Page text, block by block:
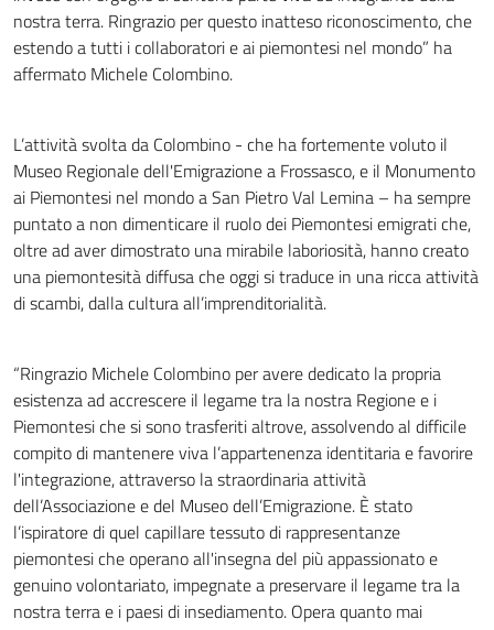
nostra terra. Ringrazio per questo inatteso riconoscimento, che
estendo a tutti i collaboratori e ai piemontesi nel mondo” ha
affermato Michele Colombino.
L’attività svolta da Colombino - che ha fortemente voluto il
Museo Regionale dell'Emigrazione a Frossasco, e il Monumento
ai Piemontesi nel mondo a San Pietro Val Lemina – ha sempre
puntato a non dimenticare il ruolo dei Piemontesi emigrati che,
oltre ad aver dimostrato una mirabile laboriosità, hanno creato
una piemontesità diffusa che oggi si traduce in una ricca attività
di scambi, dalla cultura all’imprenditorialità.
“Ringrazio Michele Colombino per avere dedicato la propria
esistenza ad accrescere il legame tra la nostra Regione e i
Piemontesi che si sono trasferiti altrove, assolvendo al difficile
compito di mantenere viva l’appartenenza identitaria e favorire
l'integrazione, attraverso la straordinaria attività
dell’Associazione e del Museo dell’Emigrazione. È stato
l’ispiratore di quel capillare tessuto di rappresentanze
piemontesi che operano all'insegna del più appassionato e
genuino volontariato, impegnate a preservare il legame tra la
nostra terra e i paesi di insediamento. Opera quanto mai